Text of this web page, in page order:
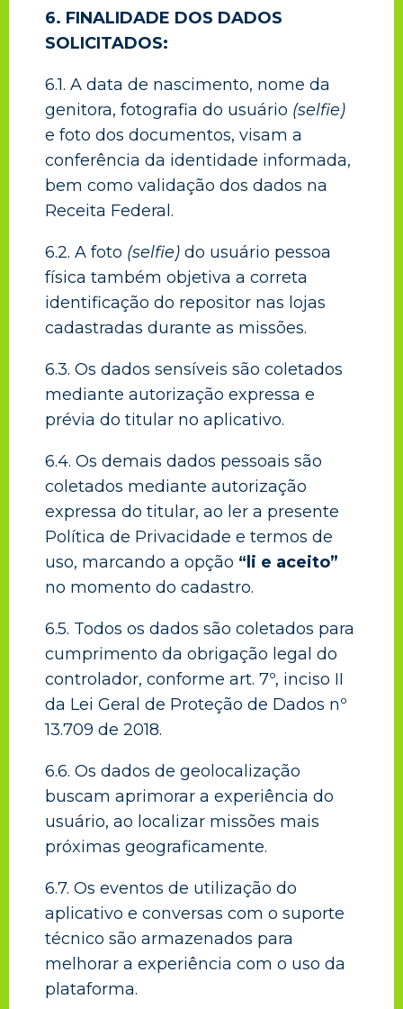
6. FINALIDADE DOS DADOS
SOLICITADOS:
6.1. A data de nascimento, nome da
genitora, fotografia do usuário (selfie)
e foto dos documentos, visam a
conferência da identidade informada,
bem como validação dos dados na
Receita Federal.
6.2. A foto (selfie) do usuário pessoa
física também objetiva a correta
identificação do repositor nas lojas
cadastradas durante as missões.
6.3. Os dados sensíveis são coletados
mediante autorização expressa e
prévia do titular no aplicativo.
6.4. Os demais dados pessoais são
coletados mediante autorização
expressa do titular, ao ler a presente
Política de Privacidade e termos de
uso, marcando a opção “li e aceito”
no momento do cadastro.
6.5. Todos os dados são coletados para
cumprimento da obrigação legal do
controlador, conforme art. 7º, inciso II
da Lei Geral de Proteção de Dados nº
13.709 de 2018.
6.6. Os dados de geolocalização
buscam aprimorar a experiência do
usuário, ao localizar missões mais
próximas geograficamente.
6.7. Os eventos de utilização do
aplicativo e conversas com o suporte
técnico são armazenados para
melhorar a experiência com o uso da
plataforma.